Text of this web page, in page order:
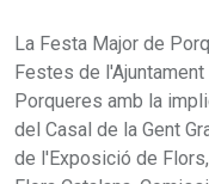
La Festa Major de
Festes de
Porqueres amb la
del Casal de la Gent
de l'Exposició de